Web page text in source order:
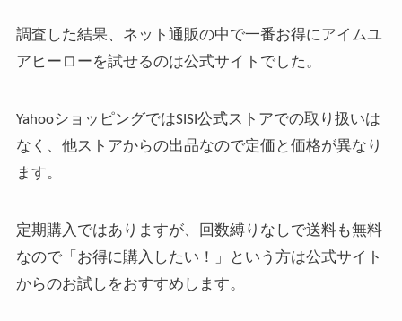
調査した結果、ネット通販の中で一番お得にアイムユ
アヒーローを試せるのは公式サイトでした。
YahooショッピングではSISI公式ストアでの取り扱いは
なく、他ストアからの出品なので定価と価格が異なり
ます。
定期購入ではありますが、回数縛りなしで送料も無料
なので「お得に購入したい！」という方は公式サイト
からのお試しをおすすめします。